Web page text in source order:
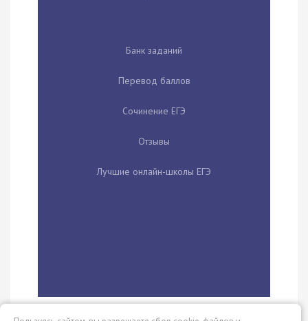
Банк заданий
Перевод баллов
Сочинение ЕГЭ
Отзывы
Лучшие онлайн-школы ЕГЭ